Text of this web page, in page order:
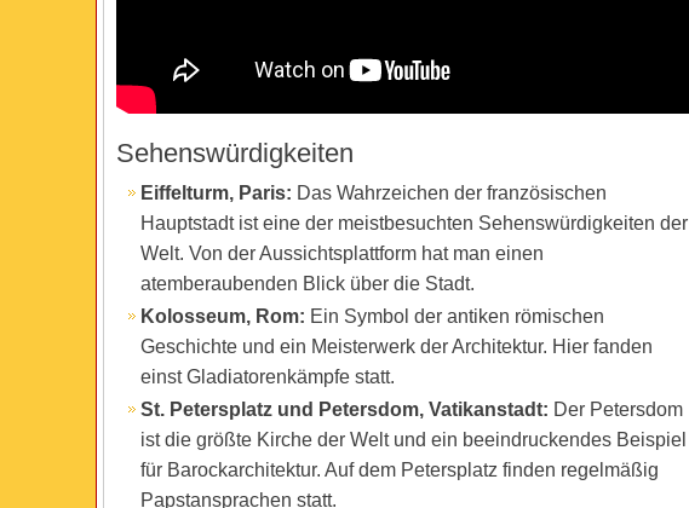
Sehenswürdigkeiten
Eiffelturm, Paris: Das Wahrzeichen der französischen
Hauptstadt ist eine der meistbesuchten Sehenswürdigkeiten der
Welt. Von der Aussichtsplattform hat man einen
atemberaubenden Blick über die Stadt.
Kolosseum, Rom: Ein Symbol der antiken römischen
Geschichte und ein Meisterwerk der Architektur. Hier fanden
einst Gladiatorenkämpfe statt.
St. Petersplatz und Petersdom, Vatikanstadt: Der Petersdom
ist die größte Kirche der Welt und ein beeindruckendes Beispiel
für Barockarchitektur. Auf dem Petersplatz finden regelmäßig
Papstansprachen statt.